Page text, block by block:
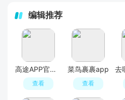
编辑推荐
高途APP官方正版
查看
菜鸟裹裹app
查看